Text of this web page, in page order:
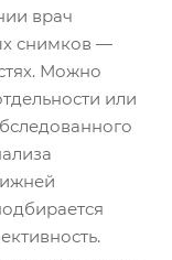
врач
снимков —
Можно
или